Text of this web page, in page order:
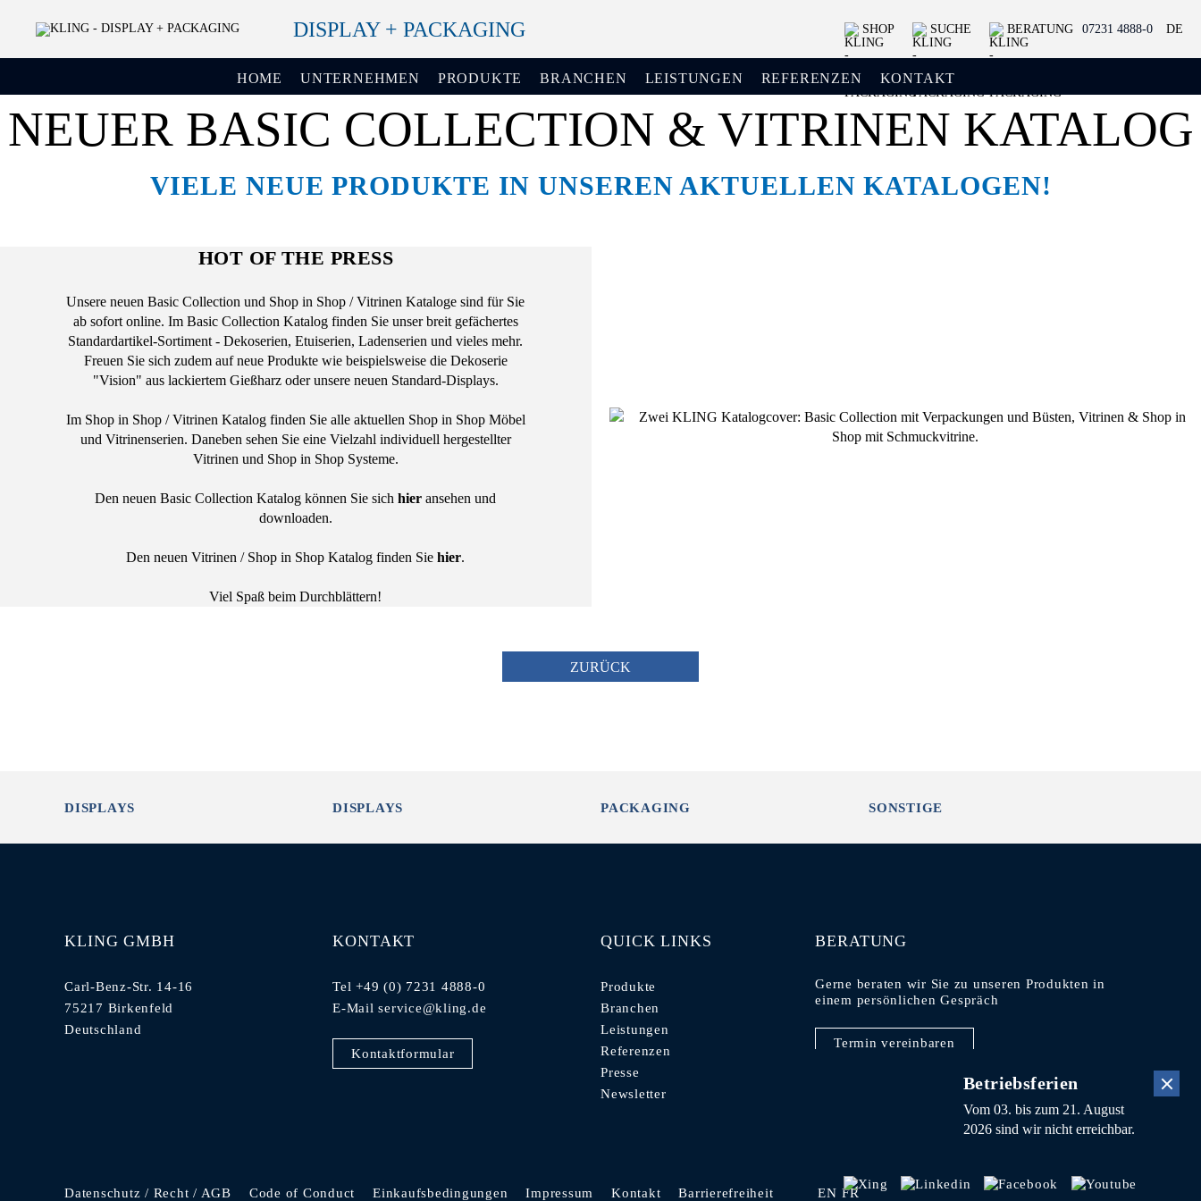
DISPLAY + PACKAGING SHOP SUCHE BERATUNG 07231 4888-0 DE
HOME UNTERNEHMEN PRODUKTE BRANCHEN LEISTUNGEN REFERENZEN KONTAKT
NEUER BASIC COLLECTION & VITRINEN KATALOG
VIELE NEUE PRODUKTE IN UNSEREN AKTUELLEN KATALOGEN!
HOT OF THE PRESS
Unsere neuen Basic Collection und Shop in Shop / Vitrinen Kataloge sind für Sie
ab sofort online. Im Basic Collection Katalog finden Sie unser breit gefächertes
Standardartikel-Sortiment - Dekoserien, Etuiserien, Ladenserien und vieles mehr.
Freuen Sie sich zudem auf neue Produkte wie beispielsweise die Dekoserie
"Vision" aus lackiertem Gießharz oder unsere neuen Standard-Displays.
Im Shop in Shop / Vitrinen Katalog finden Sie alle aktuellen Shop in Shop Möbel
und Vitrinenserien. Daneben sehen Sie eine Vielzahl individuell hergestellter
Vitrinen und Shop in Shop Systeme.
Den neuen Basic Collection Katalog können Sie sichhier ansehen und
downloaden.
Den neuen Vitrinen / Shop in Shop Katalog finden Siehier.
Viel Spaß beim Durchblättern!
ZURÜCK
Betriebsferien
Vom 03. bis zum 21. August
2026 sind wir nicht erreichbar.
DISPLAYS DISPLAYS PACKAGING SONSTIGE
KLING GMBH
Carl-Benz-Str. 14-16
75217 Birkenfeld
Deutschland
KONTAKT
Tel +49 (0) 7231 4888-0
E-Mailservice@kling.de
Kontaktformular
QUICK LINKS
Produkte
Branchen
Leistungen
Referenzen
Presse
Newsletter
BERATUNG
Gerne beraten wir Sie zu unseren Produkten in
einem persönlichen Gespräch
Termin vereinbaren
Datenschutz / Recht / AGB Code of Conduct Einkaufsbedingungen Impressum Kontakt Barrierefreiheit EN FR